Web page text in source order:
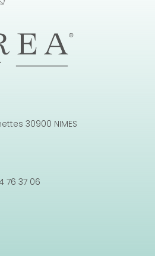
30900 NIMES
76 37 06